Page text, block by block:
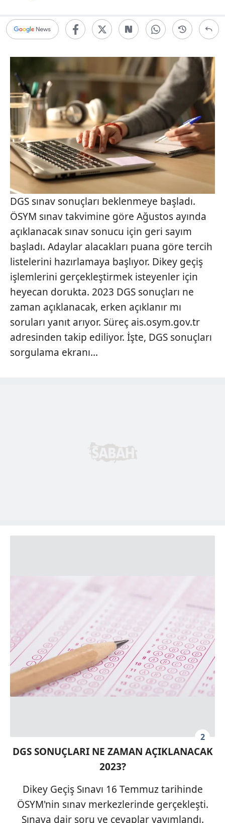
DGS sınav sonuçları beklenmeye başladı.
ÖSYM sınav takvimine göre Ağustos ayında
açıklanacak sınav sonucu için geri sayım
başladı. Adaylar alacakları puana göre tercih
listelerini hazırlamaya başlıyor. Dikey geçiş
işlemlerini gerçekleştirmek isteyenler için
heyecan dorukta. 2023 DGS sonuçları ne
zaman açıklanacak, erken açıklanır mı
soruları yanıt arıyor. Süreç ais.osym.gov.tr
adresinden takip ediliyor. İşte, DGS sonuçları
sorgulama ekranı...
2
DGS SONUÇLARI NE ZAMAN AÇIKLANACAK
2023?
Dikey Geçiş Sınavı 16 Temmuz tarihinde
ÖSYM'nin sınav merkezlerinde gerçekleşti.
Sınava dair soru ve cevaplar yayımlandı.